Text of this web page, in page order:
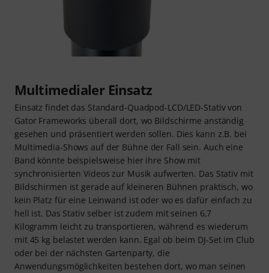
Multimedialer Einsatz
Einsatz findet das Standard-Quadpod-LCD/LED-Stativ von
Gator Frameworks überall dort, wo Bildschirme anständig
gesehen und präsentiert werden sollen. Dies kann z.B. bei
Multimedia-Shows auf der Bühne der Fall sein. Auch eine
Band könnte beispielsweise hier ihre Show mit
synchronisierten Videos zur Musik aufwerten. Das Stativ mit
Bildschirmen ist gerade auf kleineren Bühnen praktisch, wo
kein Platz für eine Leinwand ist oder wo es dafür einfach zu
hell ist. Das Stativ selber ist zudem mit seinen 6,7
Kilogramm leicht zu transportieren, während es wiederum
mit 45 kg belastet werden kann. Egal ob beim DJ-Set im Club
oder bei der nächsten Gartenparty, die
Anwendungsmöglichkeiten bestehen dort, wo man seinen